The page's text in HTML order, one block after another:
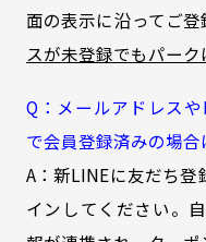
面の表示に沿ってご登
スが未登録でもパー
Q：メールアドレス
で会員登録済みの場
A：新LINEに友だち
インしてください。